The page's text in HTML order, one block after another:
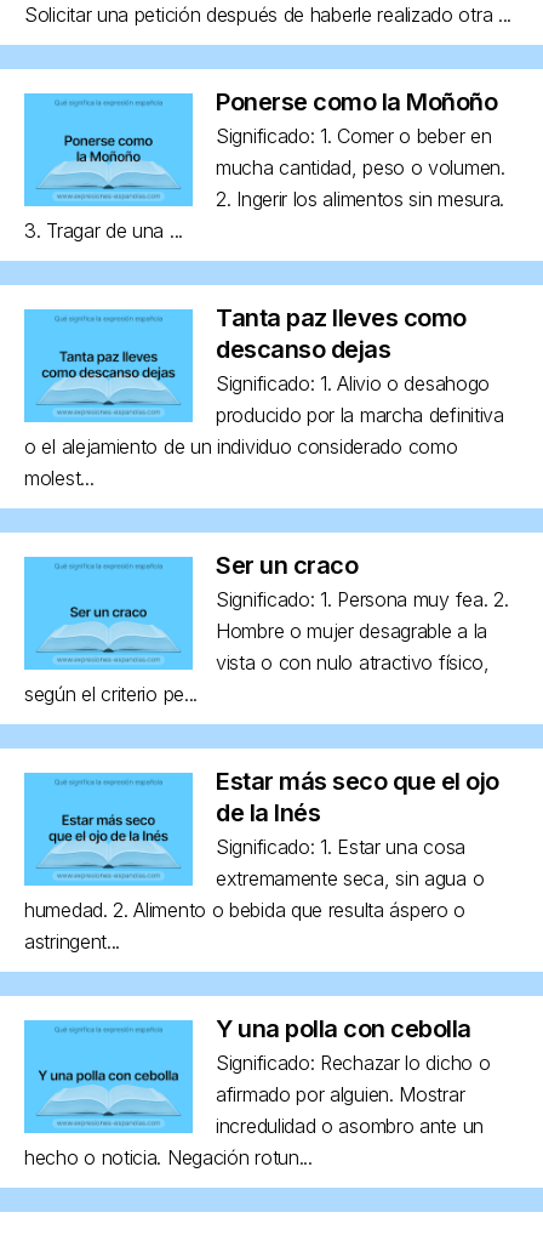
Solicitar una petición después de haberle realizado otra ...
Ponerse como la Moñoño
Significado: 1. Comer o beber en
mucha cantidad, peso o volumen.
2. Ingerir los alimentos sin mesura.
3. Tragar de una ...
Tanta paz lleves como
descanso dejas
Significado: 1. Alivio o desahogo
producido por la marcha definitiva
o el alejamiento de un individuo considerado como
molest...
Ser un craco
Significado: 1. Persona muy fea. 2.
Hombre o mujer desagrable a la
vista o con nulo atractivo físico,
según el criterio pe...
Estar más seco que el ojo
de la Inés
Significado: 1. Estar una cosa
extremamente seca, sin agua o
humedad. 2. Alimento o bebida que resulta áspero o
astringent...
Y una polla con cebolla
Significado: Rechazar lo dicho o
afirmado por alguien. Mostrar
incredulidad o asombro ante un
hecho o noticia. Negación rotun...